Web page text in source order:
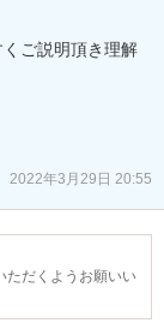
ご説明頂き理解
2022年3月29日 20:55
ただくようお願いい